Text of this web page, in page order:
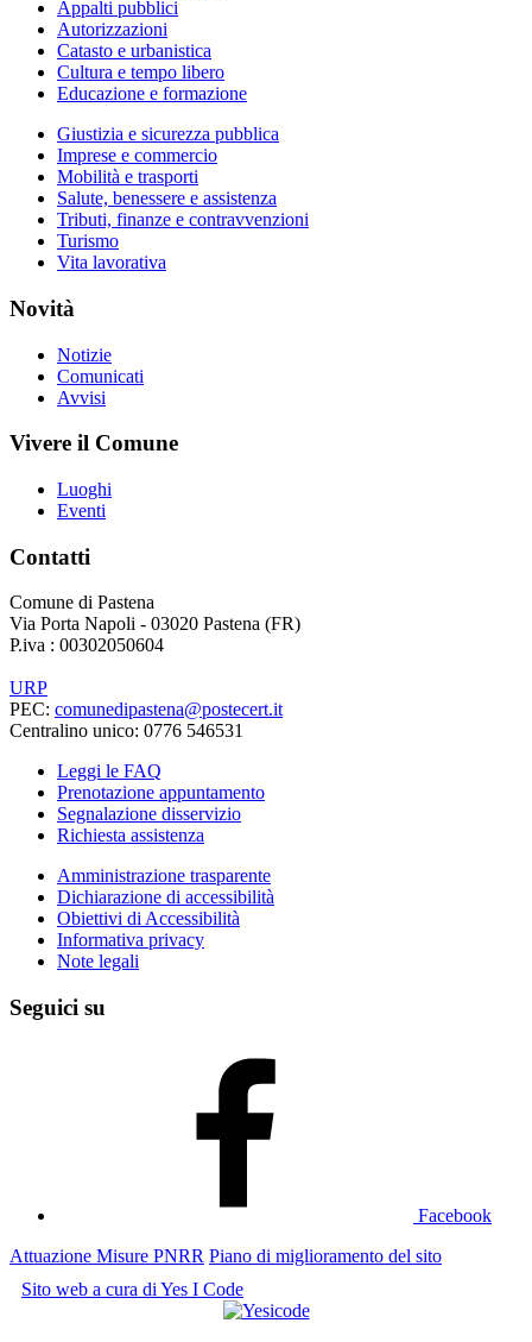
Appalti pubblici
Autorizzazioni
Catasto e urbanistica
Cultura e tempo libero
Educazione e formazione
Giustizia e sicurezza pubblica
Imprese e commercio
Mobilità e trasporti
Salute, benessere e assistenza
Tributi, finanze e contravvenzioni
Turismo
Vita lavorativa
Novità
Notizie
Comunicati
Avvisi
Vivere il Comune
Luoghi
Eventi
Contatti
Comune di Pastena
Via Porta Napoli - 03020 Pastena (FR)
P.iva : 00302050604
URP
PEC: comunedipastena@postecert.it
Centralino unico: 0776 546531
Leggi le FAQ
Prenotazione appuntamento
Segnalazione disservizio
Richiesta assistenza
Amministrazione trasparente
Dichiarazione di accessibilità
Obiettivi di Accessibilità
Informativa privacy
Note legali
Seguici su
Facebook
Attuazione Misure PNRR Piano di miglioramento del sito
Sito web a cura di Yes I Code